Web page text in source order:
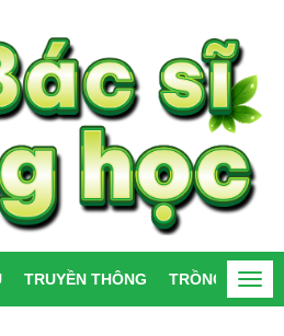
TRUYỀN THÔNG TRỒNG TRỌT